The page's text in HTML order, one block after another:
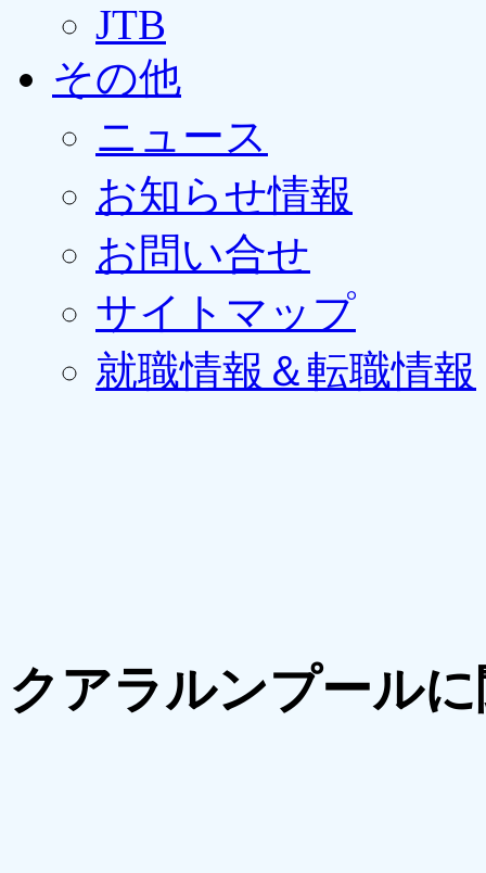
JTB
その他
ニュース
お知らせ情報
お問い合せ
サイトマップ
就職情報＆転職情報
クアラルンプール